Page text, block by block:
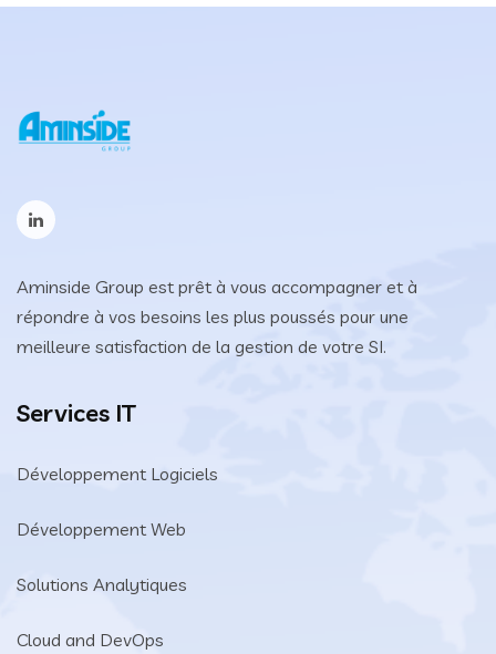
Aminside Group est prêt à vous accompagner et à
répondre à vos besoins les plus poussés pour une
meilleure satisfaction de la gestion de votre SI.
Services IT
Développement Logiciels
Développement Web
Solutions Analytiques
Cloud and DevOps